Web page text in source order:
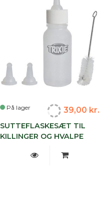
På lager 39,00 kr.
SUTTEFLASKESÆT TIL
KILLINGER OG HVALPE